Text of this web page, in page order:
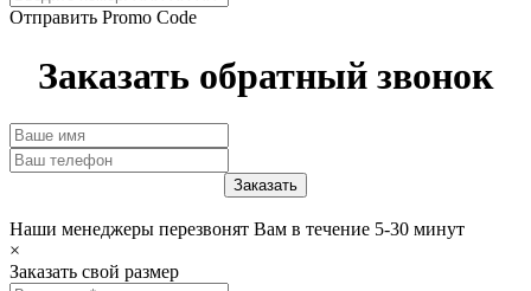
Отправить Promo Code
Заказать обратный звонок
Наши менеджеры перезвонят Вам в течение 5-30 минут
×
Заказать свой размер